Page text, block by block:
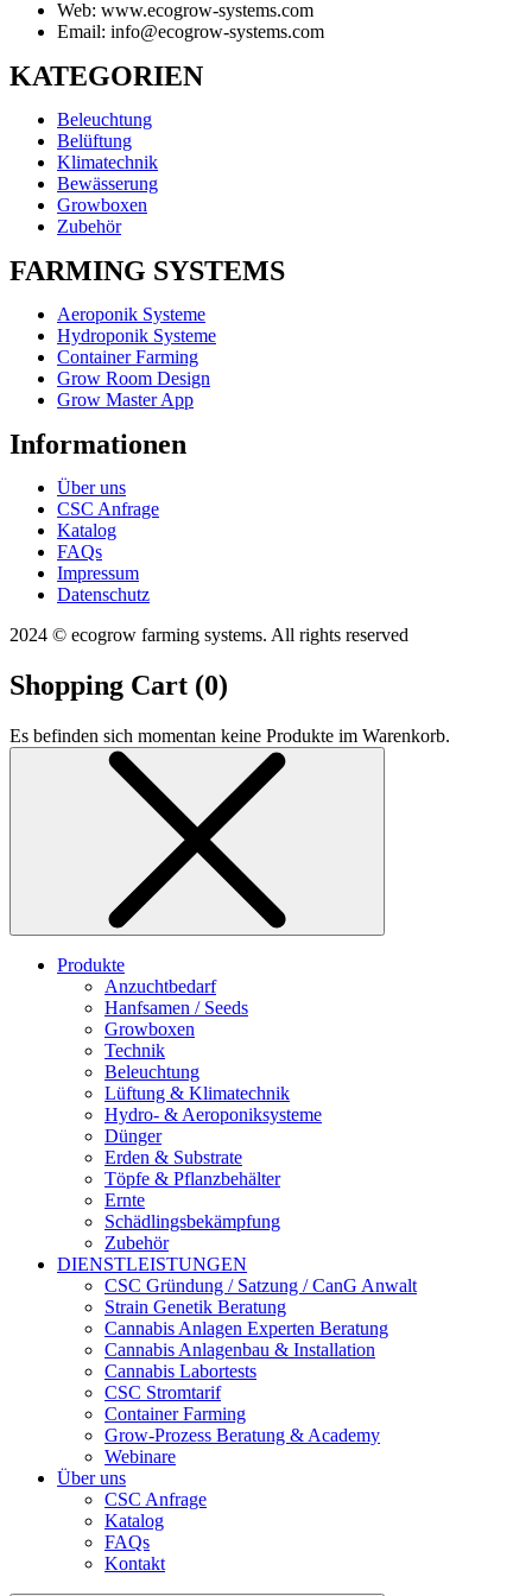
Web: www.ecogrow-systems.com
Email: info@ecogrow-systems.com
KATEGORIEN
Beleuchtung
Belüftung
Klimatechnik
Bewässerung
Growboxen
Zubehör
FARMING SYSTEMS
Aeroponik Systeme
Hydroponik Systeme
Container Farming
Grow Room Design
Grow Master App
Informationen
Über uns
CSC Anfrage
Katalog
FAQs
Impressum
Datenschutz
2024 © ecogrow farming systems. All rights reserved
Shopping Cart (0)
Es befinden sich momentan keine Produkte im Warenkorb.
Produkte
Anzuchtbedarf
Hanfsamen / Seeds
Growboxen
Technik
Beleuchtung
Lüftung & Klimatechnik
Hydro- & Aeroponiksysteme
Dünger
Erden & Substrate
Töpfe & Pflanzbehälter
Ernte
Schädlingsbekämpfung
Zubehör
DIENSTLEISTUNGEN
CSC Gründung / Satzung / CanG Anwalt
Strain Genetik Beratung
Cannabis Anlagen Experten Beratung
Cannabis Anlagenbau & Installation
Cannabis Labortests
CSC Stromtarif
Container Farming
Grow-Prozess Beratung & Academy
Webinare
Über uns
CSC Anfrage
Katalog
FAQs
Kontakt